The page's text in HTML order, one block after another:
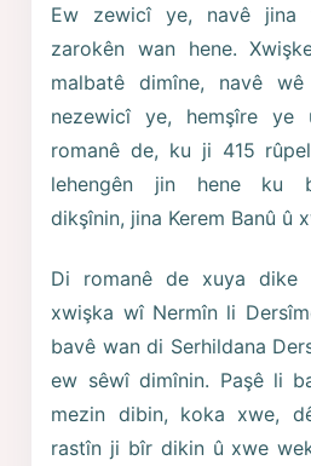
Ew zewicî ye, navê jina
zarokên wan hene.
malbatê dimîne, navê
nezewicî ye, hemşîre
romanê de, ku ji 415
lehengên jin hene ku
dikşînin, jina Kerem Banû û
Di romanê de xuya dike
xwişka wî Nermîn li
bavê wan di Serhildana
ew sêwî dimînin. Paşê li
mezin dibin, koka xwe,
rastîn ji bîr dikin û xwe